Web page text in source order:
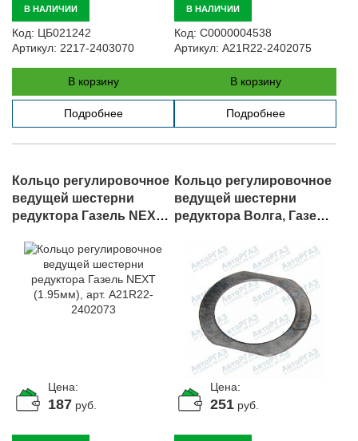
В НАЛИЧИИ
Код: ЦБ021242
Артикул: 2217-2403070
В корзину
Подробнее
В НАЛИЧИИ
Код: С0000004538
Артикул: A21R22-2402075
В корзину
Подробнее
Кольцо регулировочное
ведущей шестерни
редуктора Газель NEXT
2402073
Цена:
187 руб.
Кольцо регулировочное
ведущей шестерни
редуктора Волга, Газель,
2402095
Цена:
251 руб.